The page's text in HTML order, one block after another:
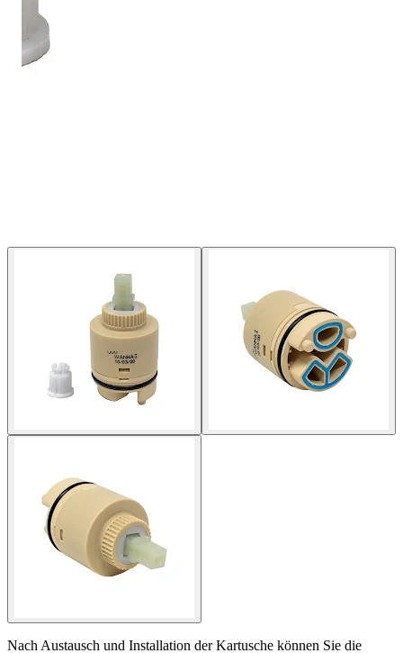
Nach Austausch und Installation der Kartusche können Sie die